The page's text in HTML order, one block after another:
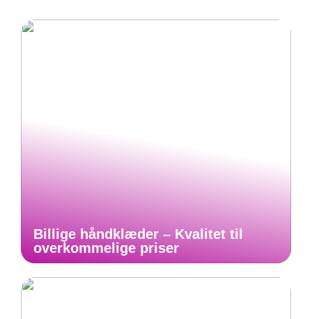
Billige håndklæder – Kvalitet til
overkommelige priser